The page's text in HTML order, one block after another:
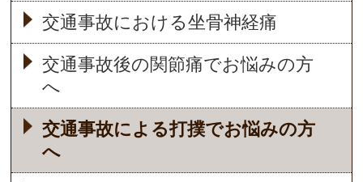
交通事故における坐骨神経痛
交通事故後の関節痛でお悩みの方
へ
交通事故による打撲でお悩みの方
へ